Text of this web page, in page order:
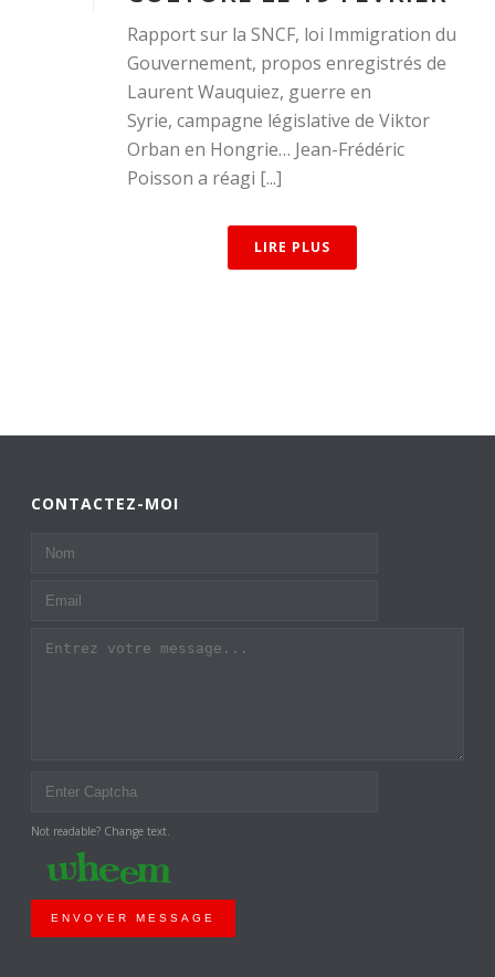
Rapport sur la SNCF, loi Immigration du
Gouvernement, propos enregistrés de
Laurent Wauquiez, guerre en
Syrie, campagne législative de Viktor
Orban en Hongrie… Jean-Frédéric
Poisson a réagi [...]
LIRE PLUS
CONTACTEZ-MOI
Not readable? Change text.
ENVOYER MESSAGE